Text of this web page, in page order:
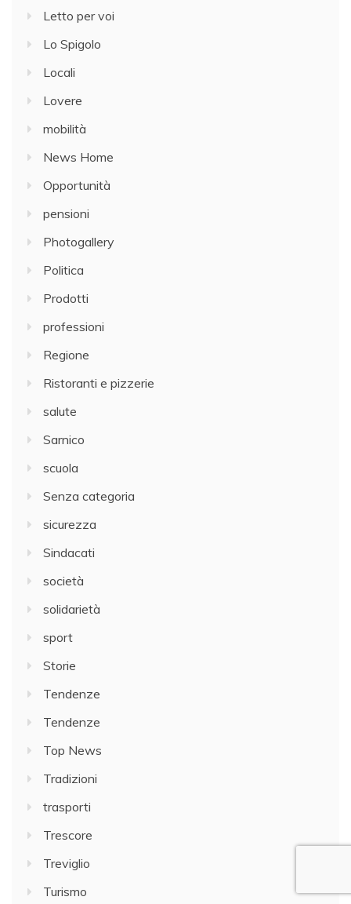
Letto per voi
Lo Spigolo
Locali
Lovere
mobilità
News Home
Opportunità
pensioni
Photogallery
Politica
Prodotti
professioni
Regione
Ristoranti e pizzerie
salute
Sarnico
scuola
Senza categoria
sicurezza
Sindacati
società
solidarietà
sport
Storie
Tendenze
Tendenze
Top News
Tradizioni
trasporti
Trescore
Treviglio
Turismo